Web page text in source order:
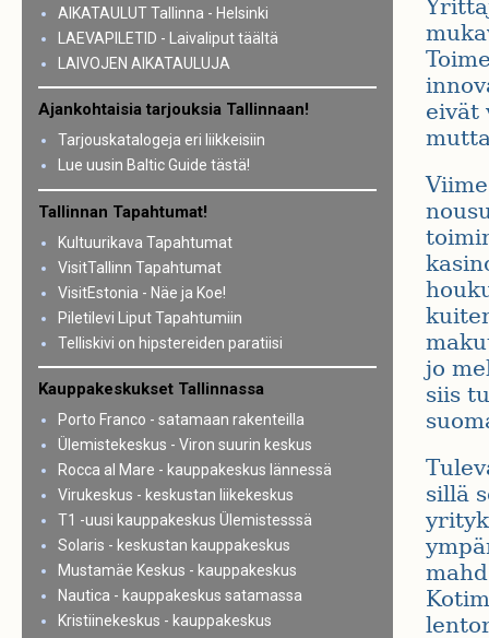
eivät
jo
siis
sillä
AIKATAULUT Tallinna - Helsinki
LAEVAPILETID - Laivaliput täältä
LAIVOJEN AIKATAULUJA
Ajankohtaisia tarjouksia Tallinnaan!
Tarjouskatalogeja eri liikkeisiin
Lue uusin Baltic Guide tästä!
Tallinnan Tapahtumat!
Kultuurikava Tapahtumat
VisitTallinn Tapahtumat
VisitEstonia - Näe ja Koe!
Piletilevi Liput Tapahtumiin
Telliskivi on hipstereiden paratiisi
Kauppakeskukset Tallinnassa
Porto Franco - satamaan rakenteilla
Ülemistekeskus - Viron suurin keskus
Rocca al Mare - kauppakeskus lännessä
Virukeskus - keskustan liikekeskus
T1 -uusi kauppakeskus Ülemistesssä
Solaris - keskustan kauppakeskus
Mustamäe Keskus - kauppakeskus
Nautica - kauppakeskus satamassa
Kristiinekeskus - kauppakeskus